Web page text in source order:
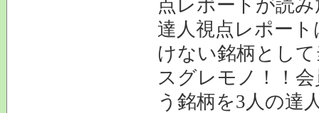
点レポートが読
達人視点レポー
けない銘柄とし
スグレモノ！！
う銘柄を3人の達